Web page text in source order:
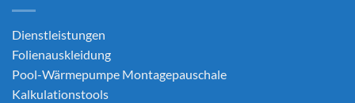
Dienstleistungen
Folienauskleidung
Pool-Wärmepumpe Montagepauschale
Kalkulationstools